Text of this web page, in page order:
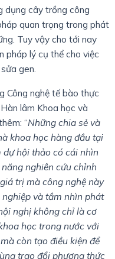
dụng cây trồng công
quan trọng trong phát
Tuy vậy cho tới nay
pháp lý cụ thể cho việc
gen.
Công nghệ tế bào thực
lâm Khoa học và
“Những chia sẻ và
khoa học hàng đầu tại
hội thảo có cái nhìn
nghiên cứu chỉnh
trị mà công nghệ này
và tầm nhìn phát
nghị không chỉ là cơ
học trong nước với
còn tạo điều kiện để
trao đổi phương thức